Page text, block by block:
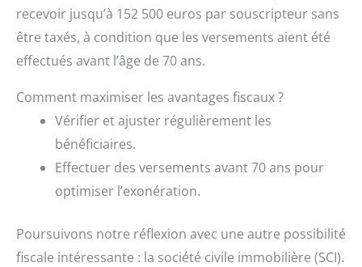
recevoir jusqu’à 152 500 euros par souscripteur sans
être taxés, à condition que les versements aient été
effectués avant l’âge de 70 ans.
Comment maximiser les avantages fiscaux ?
Vérifier et ajuster régulièrement les
bénéficiaires.
Effectuer des versements avant 70 ans pour
optimiser l’exonération.
Poursuivons notre réflexion avec une autre possibilité
fiscale intéressante : la société civile immobilière (SCI).